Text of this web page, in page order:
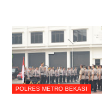
POLRES METRO BEKASI